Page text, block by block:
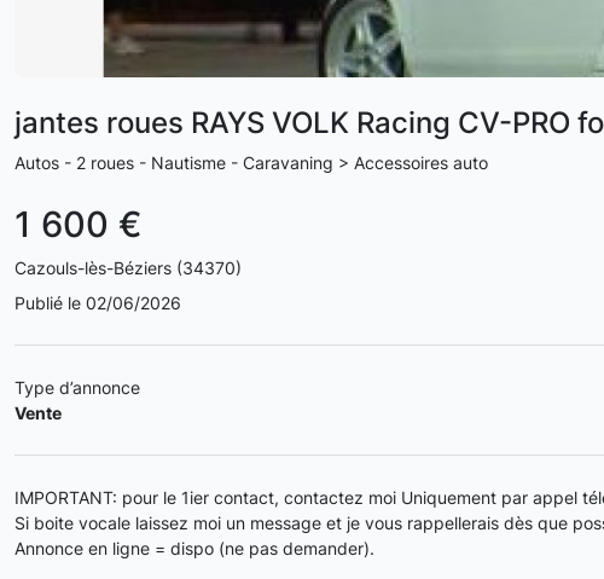
jantes roues RAYS VOLK Racing CV-PRO
Autos - 2 roues - Nautisme - Caravaning > Accessoires auto
1 600 €
Cazouls-lès-Béziers (34370)
Publié le 02/06/2026
Type d’annonce
Vente
IMPORTANT: pour le 1ier contact, contactez moi Uniquement par appel
Si boite vocale laissez moi un message et je vous rappellerais dès que
Annonce en ligne = dispo (ne pas demander).